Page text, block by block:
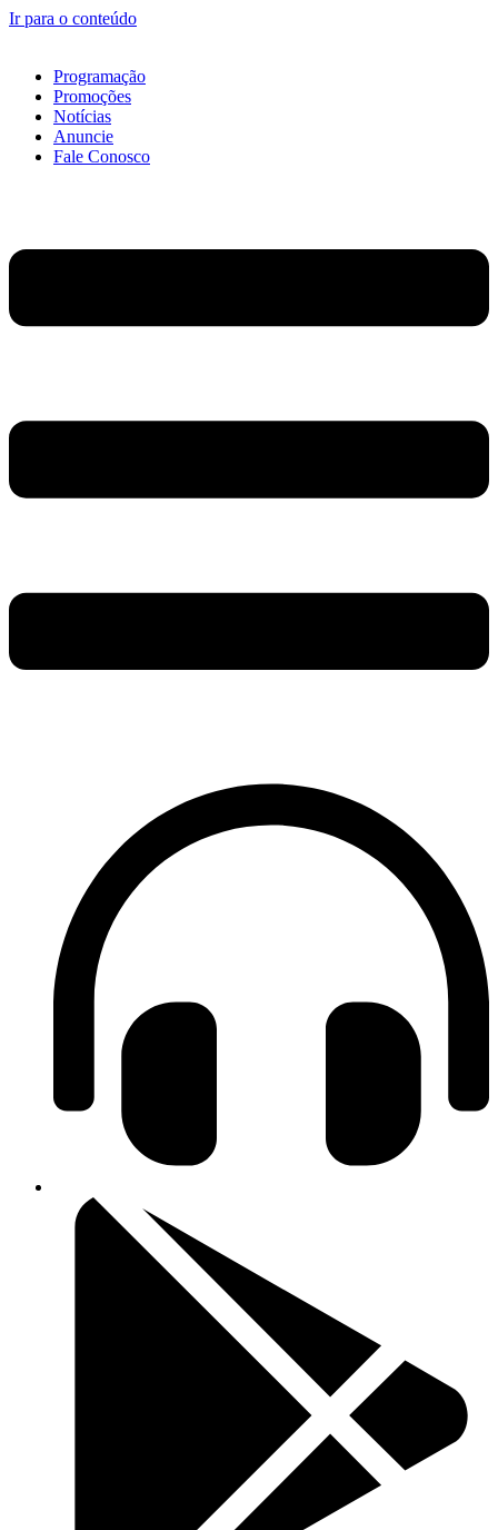
Ir para o conteúdo
Programação
Promoções
Notícias
Anuncie
Fale Conosco